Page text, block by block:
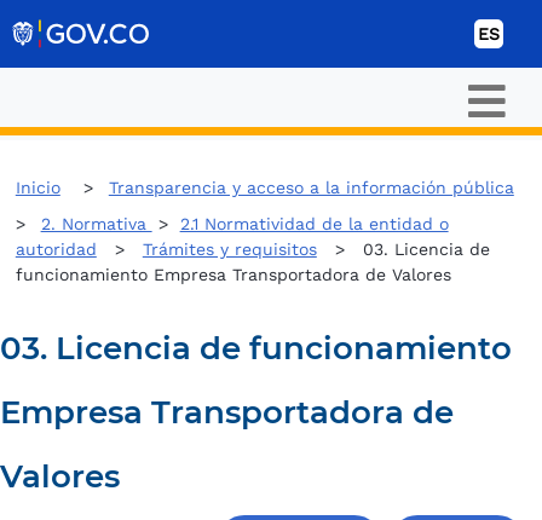
ES
Inicio
Transparencia y acceso a la información pública
2. Normativa
> 2.1 Normatividad de la entidad o
autoridad > Trámites y requisitos> 03. Licencia de
funcionamiento Empresa Transportadora de Valores
03. Licencia de funcionamiento
Empresa Transportadora de
Valores